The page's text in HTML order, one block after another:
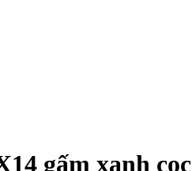
gấm xanh